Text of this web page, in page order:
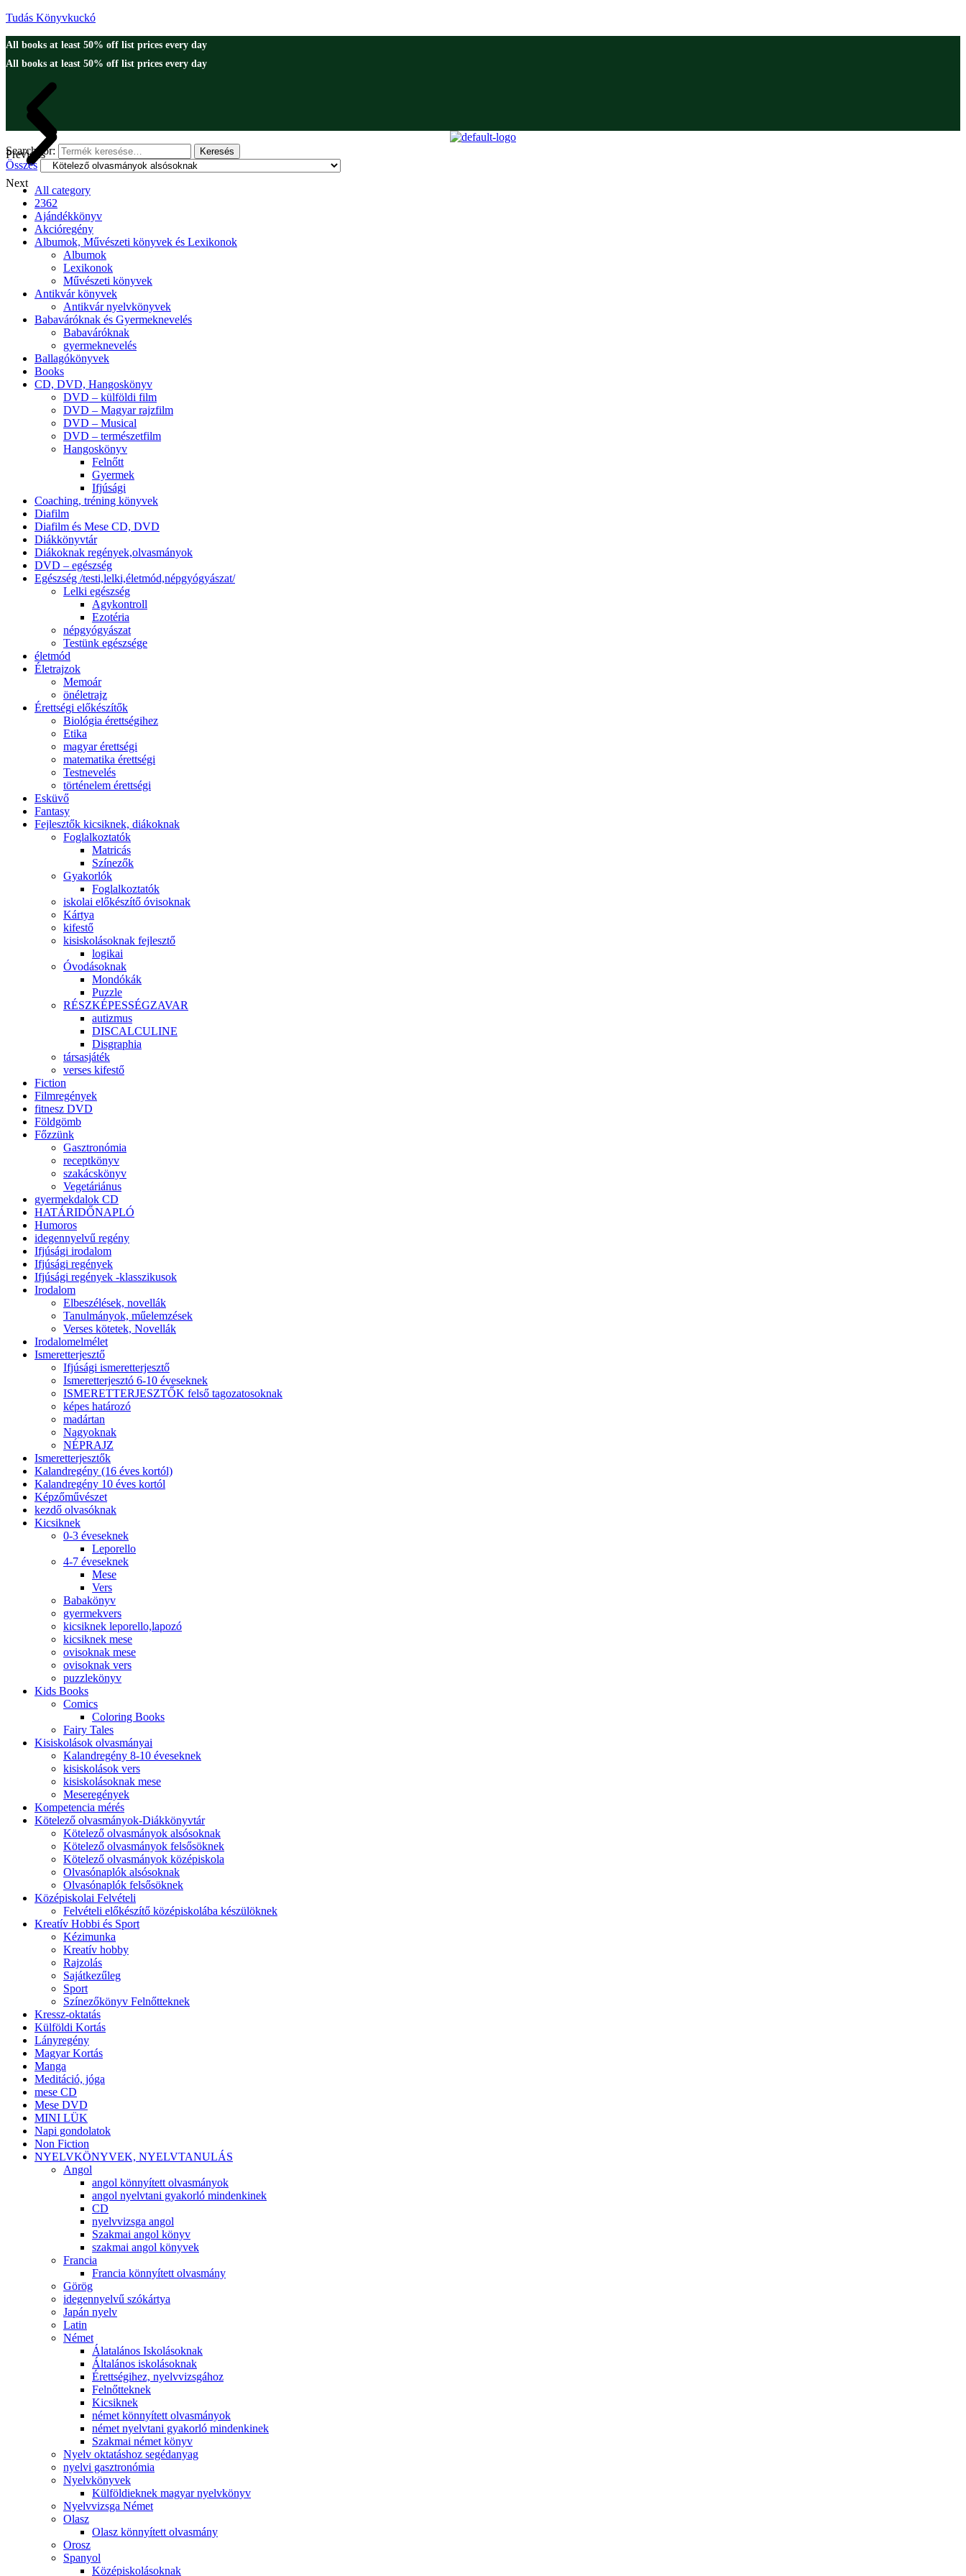
Tudás Könyvkuckó
All books at least 50% off list prices every day
All books at least 50% off list prices every day
Previous
Next
Search for: Keresés
Összes
All category
2362
Ajándékkönyv
Akcióregény
Albumok, Művészeti könyvek és Lexikonok
Albumok
Lexikonok
Művészeti könyvek
Antikvár könyvek
Antikvár nyelvkönyvek
Babaváróknak és Gyermeknevelés
Babaváróknak
gyermeknevelés
Ballagókönyvek
Books
CD, DVD, Hangoskönyv
DVD – külföldi film
DVD – Magyar rajzfilm
DVD – Musical
DVD – természetfilm
Hangoskönyv
Felnőtt
Gyermek
Ifjúsági
Coaching, tréning könyvek
Diafilm
Diafilm és Mese CD, DVD
Diákkönyvtár
Diákoknak regények,olvasmányok
DVD – egészség
Egészség /testi,lelki,életmód,népgyógyászat/
Lelki egészség
Agykontroll
Ezotéria
népgyógyászat
Testünk egészsége
életmód
Életrajzok
Memoár
önéletrajz
Érettségi előkészítők
Biológia érettségihez
Etika
magyar érettségi
matematika érettségi
Testnevelés
történelem érettségi
Esküvő
Fantasy
Fejlesztők kicsiknek, diákoknak
Foglalkoztatók
Matricás
Színezők
Gyakorlók
Foglalkoztatók
iskolai előkészítő óvisoknak
Kártya
kifestő
kisiskolásoknak fejlesztő
logikai
Óvodásoknak
Mondókák
Puzzle
RÉSZKÉPESSÉGZAVAR
autizmus
DISCALCULINE
Disgraphia
társasjáték
verses kifestő
Fiction
Filmregények
fitnesz DVD
Földgömb
Főzzünk
Gasztronómia
receptkönyv
szakácskönyv
Vegetáriánus
gyermekdalok CD
HATÁRIDŐNAPLÓ
Humoros
idegennyelvű regény
Ifjúsági irodalom
Ifjúsági regények
Ifjúsági regények -klasszikusok
Irodalom
Elbeszélések, novellák
Tanulmányok, műelemzések
Verses kötetek, Novellák
Irodalomelmélet
Ismeretterjesztő
Ifjúsági ismeretterjesztő
Ismeretterjesztó 6-10 éveseknek
ISMERETTERJESZTŐK felső tagozatosoknak
képes határozó
madártan
Nagyoknak
NÉPRAJZ
Ismeretterjesztők
Kalandregény (16 éves kortól)
Kalandregény 10 éves kortól
Képzőművészet
kezdő olvasóknak
Kicsiknek
0-3 éveseknek
Leporello
4-7 éveseknek
Mese
Vers
Babakönyv
gyermekvers
kicsiknek leporello,lapozó
kicsiknek mese
ovisoknak mese
ovisoknak vers
puzzlekönyv
Kids Books
Comics
Coloring Books
Fairy Tales
Kisiskolások olvasmányai
Kalandregény 8-10 éveseknek
kisiskolások vers
kisiskolásoknak mese
Meseregények
Kompetencia mérés
Kötelező olvasmányok-Diákkönyvtár
Kötelező olvasmányok alsósoknak
Kötelező olvasmányok felsősöknek
Kötelező olvasmányok középiskola
Olvasónaplók alsósoknak
Olvasónaplók felsősöknek
Középiskolai Felvételi
Felvételi előkészítő középiskolába készülöknek
Kreatív Hobbi és Sport
Kézimunka
Kreatív hobby
Rajzolás
Sajátkezűleg
Sport
Színezőkönyv Felnőtteknek
Kressz-oktatás
Külföldi Kortás
Lányregény
Magyar Kortás
Manga
Meditáció, jóga
mese CD
Mese DVD
MINI LÜK
Napi gondolatok
Non Fiction
NYELVKÖNYVEK, NYELVTANULÁS
Angol
angol könnyített olvasmányok
angol nyelvtani gyakorló mindenkinek
CD
nyelvvizsga angol
Szakmai angol könyv
szakmai angol könyvek
Francia
Francia könnyített olvasmány
Görög
idegennyelvű szókártya
Japán nyelv
Latin
Német
Álatalános Iskolásoknak
Általános iskolásoknak
Érettségihez, nyelvvizsgához
Felnőtteknek
Kicsiknek
német könnyített olvasmányok
német nyelvtani gyakorló mindenkinek
Szakmai német könyv
Nyelv oktatáshoz segédanyag
nyelvi gasztronómia
Nyelvkönyvek
Külföldieknek magyar nyelvkönyv
Nyelvvizsga Német
Olasz
Olasz könnyített olvasmány
Orosz
Spanyol
Középiskolásoknak